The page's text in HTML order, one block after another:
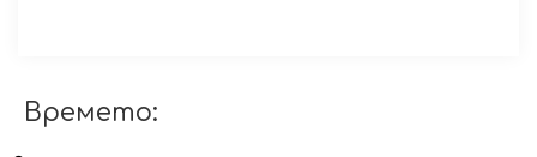
Времето: